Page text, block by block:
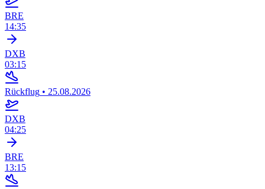
BRE
14:35
DXB
03:15
Rückflug • 25.08.2026
DXB
04:25
BRE
13:15